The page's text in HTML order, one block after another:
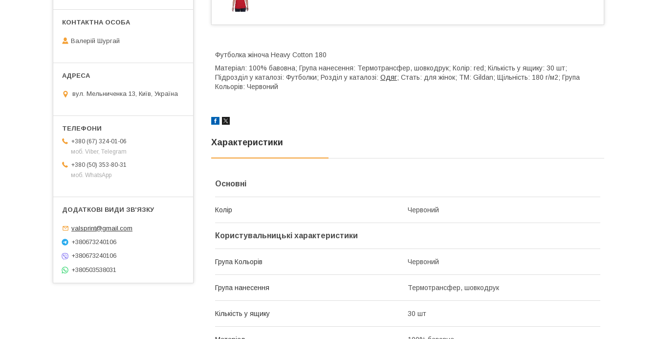
Футболка жіноча Heavy Cotton 180
Матеріал: 100% бавовна; Група нанесення: Термотрансфер, шовкодрук; Колір: red; Кількість у ящику: 30 шт;
Підрозділ у каталозі: Футболки; Розділ у каталозі: Одяг; Стать: для жінок; ТМ: Gildan; Щільність: 180 г/м2; Група
Кольорів: Червоний
Характеристики
Основні
Колір Червоний
Користувальницькі характеристики
Група Кольорів Червоний
Група нанесення Термотрансфер, шовкодрук
Кількість у ящику 30 шт
Валерій Шургай
вул. Мельниченка 13, Київ, Україна
+380 (67) 324-01-06
моб. Viber, Telegram
+380 (50) 353-80-31
моб. WhatsApp
valsprint@gmail.com
+380673240106
+380673240106
+380503538031